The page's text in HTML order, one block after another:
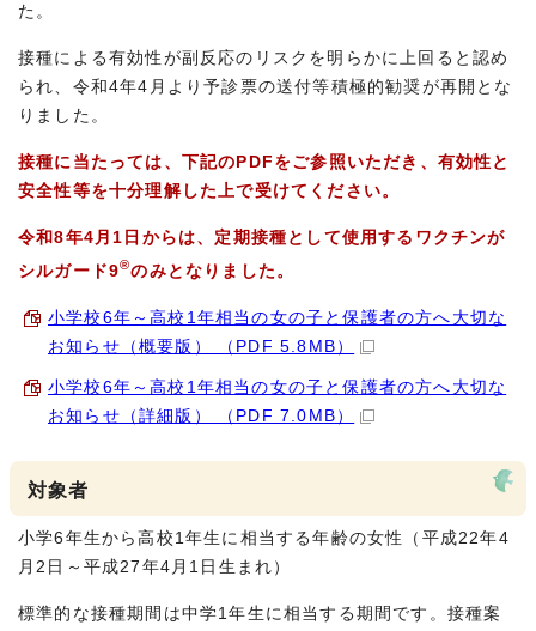
た。
接種による有効性が副反応のリスクを明らかに上回ると認め
られ、令和4年4月より予診票の送付等積極的勧奨が再開とな
りました。
接種に当たっては、下記のPDFをご参照いただき、有効性と
安全性等を十分理解した上で受けてください。
令和8年4月1日からは、定期接種として使用するワクチンが
シルガード9®のみとなりました。
小学校6年～高校1年相当の女の子と保護者の方へ大切な
お知らせ（概要版） （PDF 5.8MB）
小学校6年～高校1年相当の女の子と保護者の方へ大切な
お知らせ（詳細版） （PDF 7.0MB）
対象者
小学6年生から高校1年生に相当する年齢の女性（平成22年4
月2日～平成27年4月1日生まれ）
標準的な接種期間は中学1年生に相当する期間です。接種案